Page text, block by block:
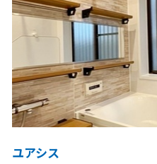
ユアシス